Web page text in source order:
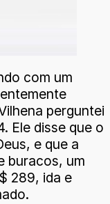
com um
perguntei
Ele disse que o
e que a
buracos, um
289, ida e